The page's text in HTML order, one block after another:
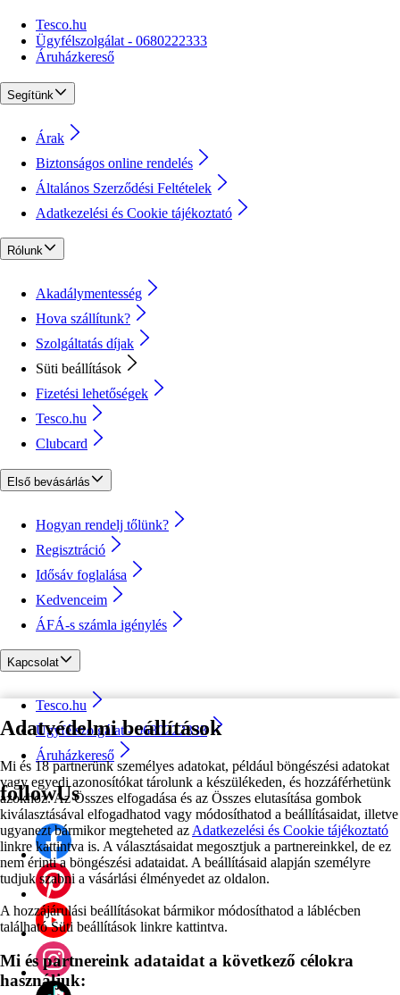
Adatvédelmi beállítások
Mi és 18 partnerünk személyes adatokat, például böngészési adatokat
vagy egyedi azonosítókat tárolunk a készülékeden, és hozzáférhetünk
azokhoz. Az Összes elfogadása és az Összes elutasítása gombok
kiválasztásával elfogadhatod vagy módosíthatod a beállításaidat, illetve
ugyanezt bármikor megteheted az Adatkezelési és Cookie tájékoztató
linkre kattintva is. A választásaidat megosztjuk a partnereinkkel, de ez
nem érinti a böngészési adataidat. A beállításaid alapján személyre
tudjuk szabni a vásárlási élményedet az oldalon.
A hozzájárulási beállításokat bármikor módosíthatod a láblécben
található Süti beállítások linkre kattintva.
Mi és partnereink adataidat a következő célokra
használjuk:
Tesco.hu
Ügyfélszolgálat - 0680222333
Áruházkereső
Segítünk
Árak
Biztonságos online rendelés
Általános Szerződési Feltételek
Adatkezelési és Cookie tájékoztató
Rólunk
Akadálymentesség
Hova szállítunk?
Szolgáltatás díjak
Süti beállítások
Fizetési lehetőségek
Tesco.hu
Clubcard
Első bevásárlás
Hogyan rendelj tőlünk?
Regisztráció
Idősáv foglalása
Kedvenceim
ÁFÁ-s számla igénylés
Kapcsolat
Tesco.hu
Ügyfélszolgálat - 0680222333
Áruházkereső
followUs